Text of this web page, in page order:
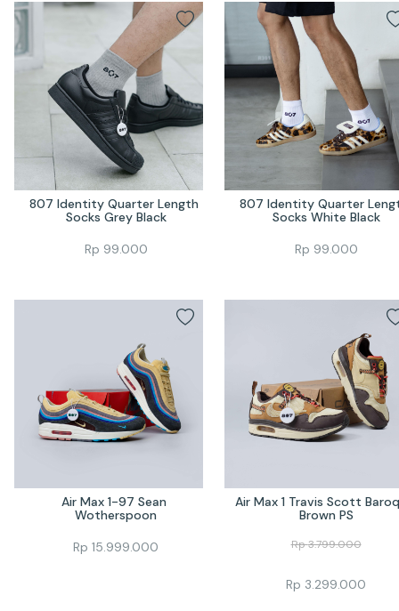
807 Identity Quarter Length
Socks Grey Black
Rp 99.000
807 Identity Quarter
Socks White Black
Rp 99.000
Air Max 1-97 Sean
Wotherspoon
Rp 15.999.000
Air Max 1 Travis Scott
Brown PS
Rp3.799.000
Rp 3.299.000